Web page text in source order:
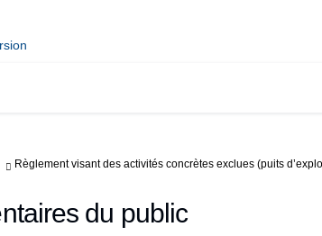
Règlement visant des activités concrètes exclues (puits
du public